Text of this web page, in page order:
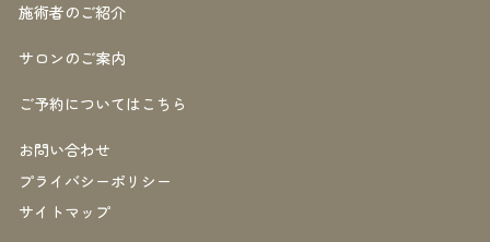
施術者のご紹介
サロンのご案内
ご予約についてはこちら
お問い合わせ
プライバシーポリシー
サイトマップ